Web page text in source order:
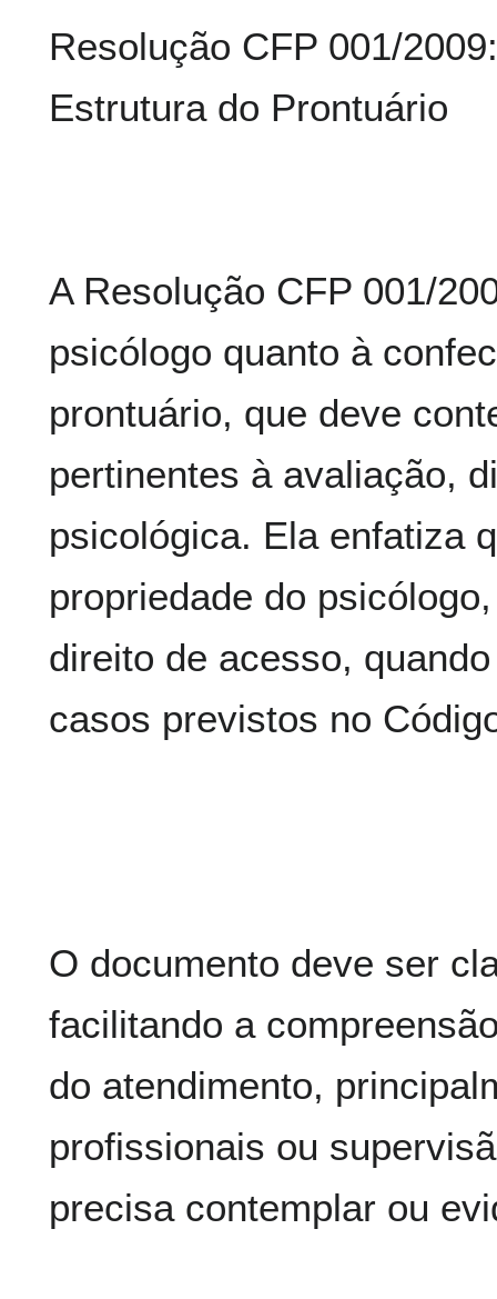
Resolução CFP 001/
Estrutura do Prontuário
A Resolução CFP 001/
psicólogo quanto à
prontuário, que deve
pertinentes à avaliação,
psicológica. Ela enfatiza
propriedade do
direito de acesso,
casos previstos no
O documento deve ser
facilitando a
do atendimento,
profissionais ou
precisa contemplar ou